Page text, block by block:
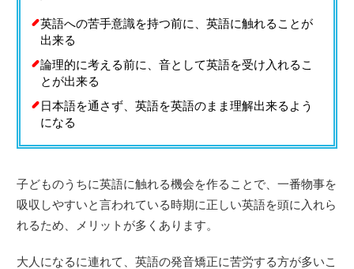
英語への苦手意識を持つ前に、英語に触れることが
出来る
論理的に考える前に、音として英語を受け入れるこ
とが出来る
日本語を通さず、英語を英語のまま理解出来るよう
になる
子どものうちに英語に触れる機会を作ることで、一番物事を
吸収しやすいと言われている時期に正しい英語を頭に入れら
れるため、メリットが多くあります。
大人になるに連れて、英語の発音矯正に苦労する方が多いこ